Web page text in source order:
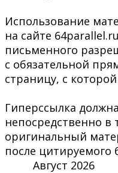
Использование
на сайте
письменного
с обязательной
страницу, с
Гиперссылка
непосредственно в
оригинальный
после цитируемого
Август 2026